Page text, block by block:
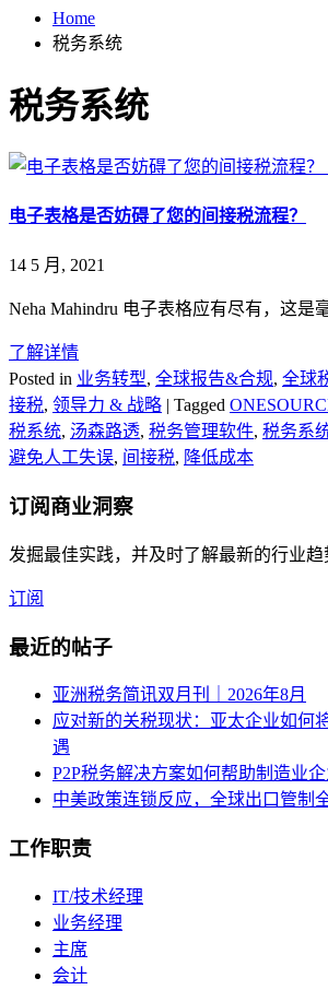
Home
税务系统
税务系统
电子表格是否妨碍了您的间接税流程？
14 5 月, 2021
Neha Mahindru 电子表格应有尽有，这是
了解详情
Posted in 业务转型, 全球报告&合规, 全球
接税, 领导力 & 战略 | Tagged
税系统, 汤森路透, 税务管理软件, 税务系
避免人工失误, 间接税, 降低成本
订阅商业洞察
发掘最佳实践，并及时了解最新的行业趋
订阅
最近的帖子
亚洲税务简讯双月刊｜2026年8月
应对新的关税现状：亚太企业如何
遇
P2P税务解决方案如何帮助制造业企
中美政策连锁反应，全球出口管制
工作职责
IT/技术经理
业务经理
主席
会计